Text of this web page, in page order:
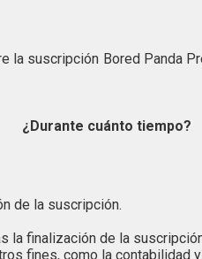
suscripción Bored Panda
¿Durante cuánto tiempo?
de la suscripción.
la finalización de la
fines, como la contabilidad